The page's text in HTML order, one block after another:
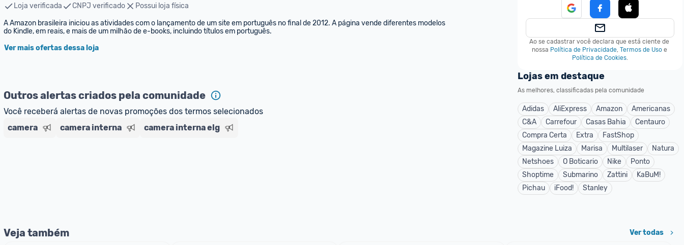
Como chega nesse valor?
Loja verificada CNPJ verificado
Possui loja física
A Amazon brasileira iniciou as atividades com o lançamento de um site em português no final de 2012. A página vende diferentes modelos
do Kindle, em reais, e mais de um milhão de e-books, incluindo títulos em português.
Ver mais ofertas dessa loja
Outros alertas criados pela comunidade
Você receberá alertas de novas promoções dos termos selecionados
camera
camera interna camera interna elg
Ao se cadastrar você declara que está ciente de
nossa Política de Privacidade, Termos de Uso e
Política de Cookies.
Lojas em destaque
As melhores, classificadas pela comunidade
Adidas AliExpress Amazon
Americanas
C&A
Carrefour Casas Bahia
Centauro
Compra Certa
Extra
FastShop
Magazine Luiza
Marisa Multilaser
Natura
Netshoes
O Boticario Nike
Ponto
Shoptime
Submarino Zattini
KaBuM!
Pichau
iFood! Stanley
Veja também Ver todas